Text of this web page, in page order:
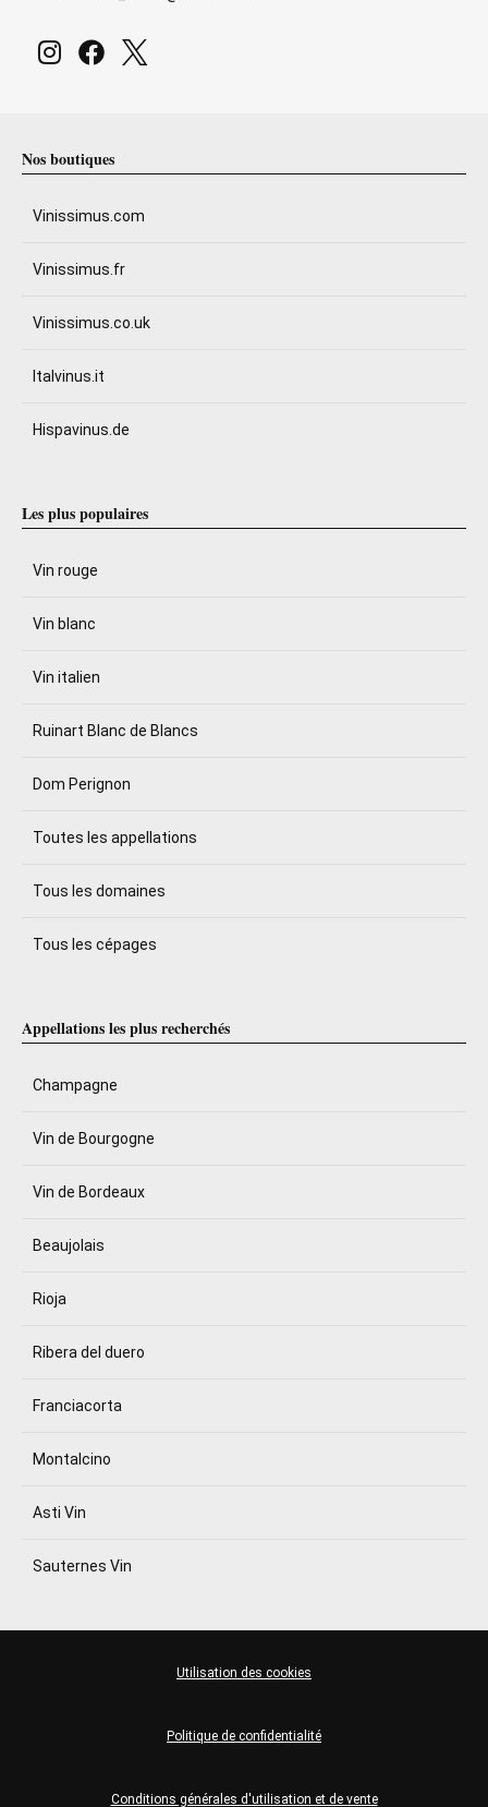
Nos boutiques
Vinissimus.com
Vinissimus.fr
Vinissimus.co.uk
Italvinus.it
Hispavinus.de
Les plus populaires
Vin rouge
Vin blanc
Vin italien
Ruinart Blanc de Blancs
Dom Perignon
Toutes les appellations
Tous les domaines
Tous les cépages
Appellations les plus recherchés
Champagne
Vin de Bourgogne
Vin de Bordeaux
Beaujolais
Rioja
Ribera del duero
Franciacorta
Montalcino
Asti Vin
Sauternes Vin
Conditions générales d'utilisation et de vente
Politique de confidentialité
Utilisation des cookies